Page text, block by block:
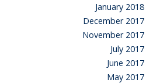
January 2018
December 2017
November 2017
July 2017
June 2017
May 2017